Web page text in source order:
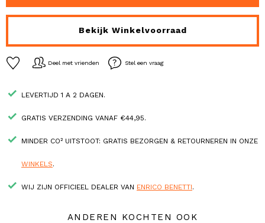
Bekijk Winkelvoorraad
Deel met vrienden Stel een vraag
LEVERTIJD 1 A 2 DAGEN.
GRATIS VERZENDING VANAF €44,95.
MINDER CO² UITSTOOT: GRATIS BEZORGEN & RETOURNEREN IN ONZE
WINKELS.
WIJ ZIJN OFFICIEEL DEALER VAN ENRICO BENETTI.
ANDEREN KOCHTEN OOK